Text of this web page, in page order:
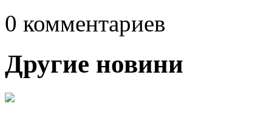
0 комментариев
Другие новини